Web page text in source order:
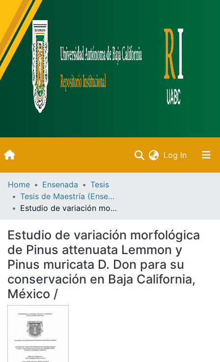
Log In(current)
Inicio
Communities & Collections
Statistics
Bibliotecas
Home Ensenada
Tesis
Tesis de Maestría (Ensenada)
Estudio de variación morfológica de Pinus attenuata Lemmon y Pinus muricata D. Don para su conservación en Baja California, México /
Estudio de variación morfológica
de Pinus attenuata Lemmon y
Pinus muricata D. Don para su
conservación en Baja California,
México /